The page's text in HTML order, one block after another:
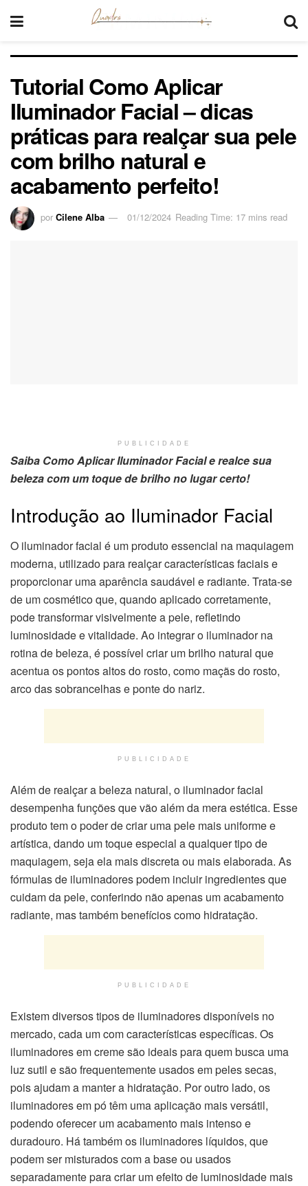
Tutorial Como Aplicar
Iluminador Facial – dicas
práticas para realçar sua pele
com brilho natural e
acabamento perfeito!
por Cilene Alba 01/12/2024 Reading Time: 17 mins read
PUBLICIDADE
Saiba Como Aplicar Iluminador Facial e realce sua
beleza com um toque de brilho no lugar certo!
Introdução ao Iluminador Facial
O iluminador facial é um produto essencial na maquiagem
moderna, utilizado para realçar características faciais e
proporcionar uma aparência saudável e radiante. Trata-se
de um cosmético que, quando aplicado corretamente,
pode transformar visivelmente a pele, refletindo
luminosidade e vitalidade. Ao integrar o iluminador na
rotina de beleza, é possível criar um brilho natural que
acentua os pontos altos do rosto, como maçãs do rosto,
arco das sobrancelhas e ponte do nariz.
PUBLICIDADE
Além de realçar a beleza natural, o iluminador facial
desempenha funções que vão além da mera estética. Esse
produto tem o poder de criar uma pele mais uniforme e
artística, dando um toque especial a qualquer tipo de
maquiagem, seja ela mais discreta ou mais elaborada. As
fórmulas de iluminadores podem incluir ingredientes que
cuidam da pele, conferindo não apenas um acabamento
radiante, mas também benefícios como hidratação.
PUBLICIDADE
Existem diversos tipos de iluminadores disponíveis no
mercado, cada um com características específicas. Os
iluminadores em creme são ideais para quem busca uma
luz sutil e são frequentemente usados em peles secas,
pois ajudam a manter a hidratação. Por outro lado, os
iluminadores em pó têm uma aplicação mais versátil,
podendo oferecer um acabamento mais intenso e
duradouro. Há também os iluminadores líquidos, que
podem ser misturados com a base ou usados
separadamente para criar um efeito de luminosidade mais